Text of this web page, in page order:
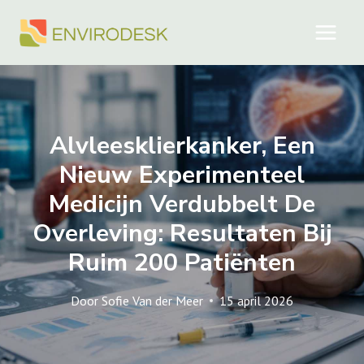
naar
Alvleesklierkanker, Een
Nieuw Experimenteel
Medicijn Verdubbelt De
Overleving: Resultaten Bij
Ruim 200 Patiënten
DoorSofie Van der Meer 15 april 2026